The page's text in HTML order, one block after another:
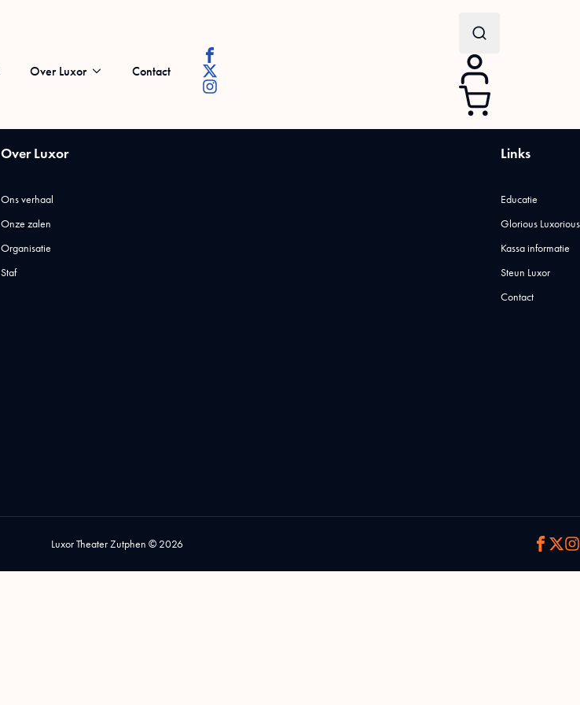
Over Luxor Contact
Search
for:
Over Luxor
Ons verhaal
Onze zalen
Organisatie
Staf
Links
Educatie
Glorious Luxorious
Kassa informatie
Steun Luxor
Contact
Luxor Theater Zutphen © 2026